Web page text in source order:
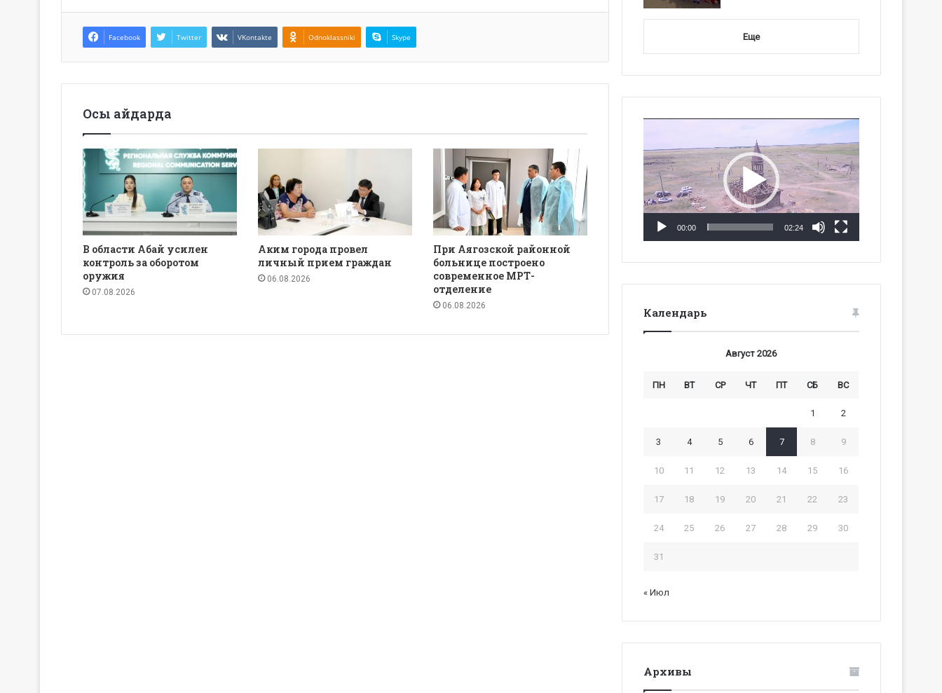
Facebook Twitter VKontakte Odnoklassniki Skype
Осы айдарда
В области Абай усилен
контроль за оборотом
оружия
07.08.2026
Аким города провел
личный прием граждан
06.08.2026
При Аягозской районной
больнице построено
современное МРТ-
отделение
06.08.2026
Еще
00:00 02:24
Календарь
Август 2026
ПН ВТ СР ЧТ ПТ СБ ВС
1 2
3 4 5 6 7 8 9
10 11 12 13 14 15 16
17 18 19 20 21 22 23
24 25 26 27 28 29 30
31
« Июл
Архивы